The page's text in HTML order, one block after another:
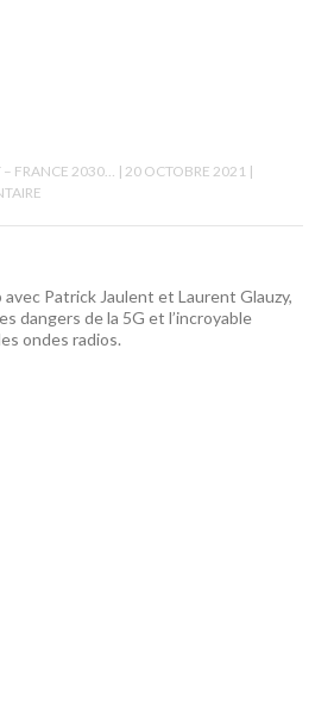
– FRANCE 2030… 20 OCTOBRE 2021
Patrick Jaulent et Laurent Glauzy,
dangers de la 5G et l’incroyable
ondes radios.